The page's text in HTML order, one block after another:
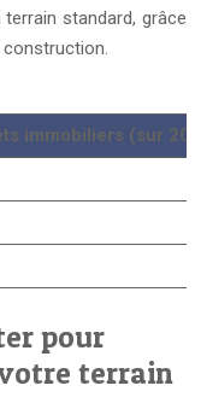
standard, grâce
immobiliers (sur 20
pour
terrain